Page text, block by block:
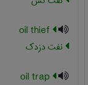
نفت دزدک